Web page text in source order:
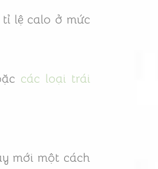
lệ calo ở mức
các loại trái
mới một cách